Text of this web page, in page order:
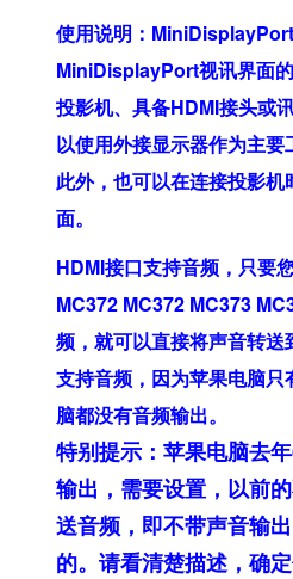
使用说明：
MiniDisplayPort视讯界面的
投影机、具备HDMI接头或
以使用外接显示器作为主要
此外，也可以在连接投影
面。
HDMI接口支持音频，只要
MC372 MC372 MC373
频，就可以直接将声音转
支持音频，因为苹果电脑
脑都没有音频输出。
特别提示：苹果电脑去
输出，需要设置，以前
送音频，即不带声音输
的。请看清楚描述，确